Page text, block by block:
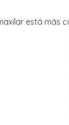
está más